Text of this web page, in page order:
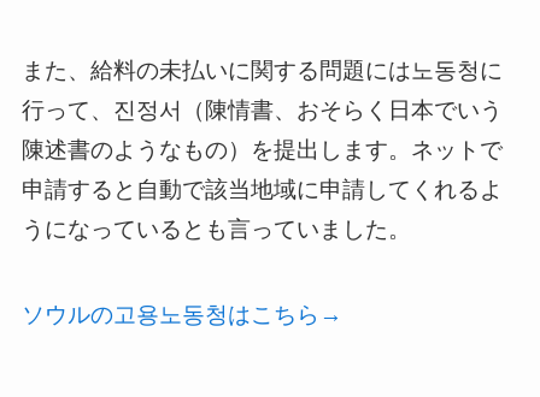
また、給料の未払いに関する問題には노동청に
行って、진정서（陳情書、おそらく日本でいう
陳述書のようなもの）を提出します。ネットで
申請すると自動で該当地域に申請してくれるよ
うになっているとも言っていました。
ソウルの고용노동청はこちら→